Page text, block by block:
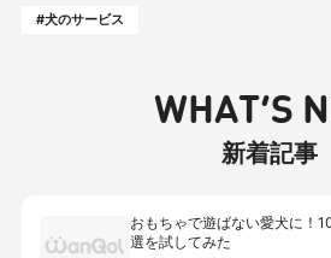
#犬のサービス
WHAT’S
新着記事
おもちゃで遊ばない愛犬に！
選を試してみた